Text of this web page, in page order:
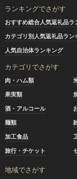
ランキングでさがす
おすすめ総合人気返礼品ラ
カテゴリ別人気返礼品ラン
人気自治体ランキング
カテゴリでさがす
肉・ハム類
果実類
酒・アルコール
麺類
加工食品
旅行・チケット
地域でさがす